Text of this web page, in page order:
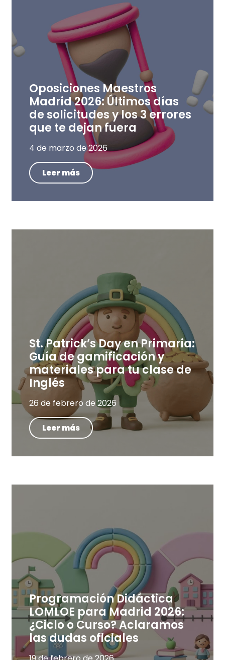
Oposiciones Maestros
Madrid 2026: Últimos días
de solicitudes y los 3 errores
que te dejan fuera
4 de marzo de 2026
Leer más
St. Patrick’s Day en Primaria:
Guía de gamificación y
materiales para tu clase de
Inglés
26 de febrero de 2026
Leer más
Programación Didáctica
LOMLOE para Madrid 2026:
¿Ciclo o Curso? Aclaramos
las dudas oficiales